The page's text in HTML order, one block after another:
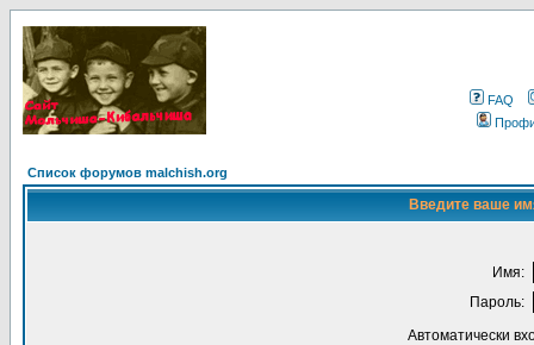
FAQ
Список форумов malchish.org
Введите ваше
Имя:
Пароль:
Автоматически